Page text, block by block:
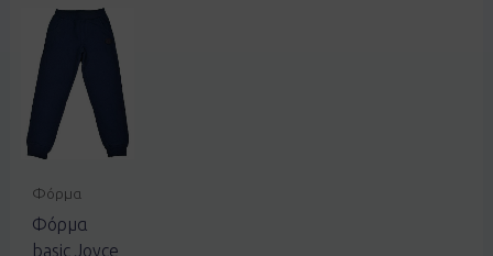
Φόρμα
Φόρμα
basic Joyce